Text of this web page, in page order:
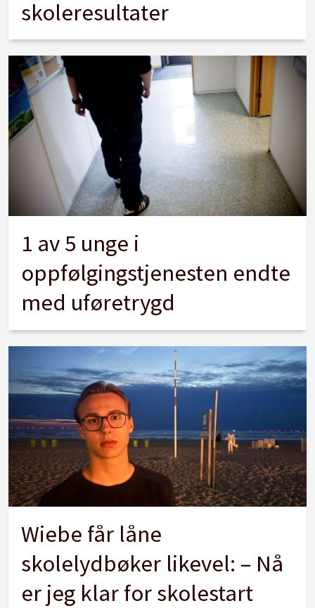
skoleresultater
1 av 5 unge i
oppfølgingstjenesten endte
med uføretrygd
Wiebe får låne
skolelydbøker likevel: – Nå
er jeg klar for skolestart